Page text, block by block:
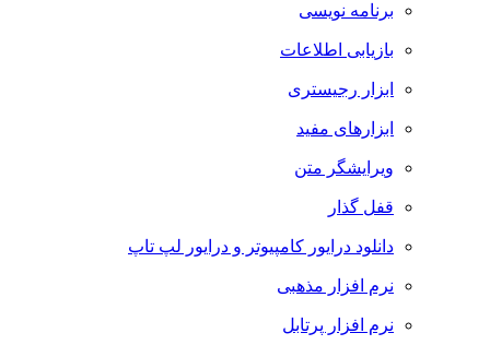
برنامه نویسی
بازیابی اطلاعات
ابزار رجیستری
ابزارهای مفید
ویرایشگر متن
قفل گذار
دانلود درایور کامپیوتر و درایور لپ تاپ
نرم افزار مذهبی
نرم افزار پرتابل